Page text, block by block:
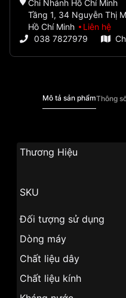
Chi Nhánh Hồ Chí Minh
Tầng 1, 34 Nguyễn Thị
Hồ Chí Minh
Liên hệ
038 7827979
Mô tả sản phẩmThông
Thương
SKU
Đối tượng sử dụng
Dòng máy
Chất liệu dây
Chất liệu kính